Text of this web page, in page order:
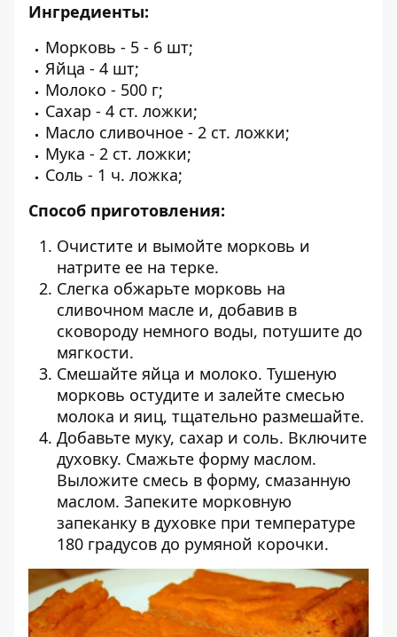
Ингредиенты:
Морковь - 5 - 6 шт;
Яйца - 4 шт;
Молоко - 500 г;
Сахар - 4 ст. ложки;
Масло сливочное - 2 ст. ложки;
Мука - 2 ст. ложки;
Соль - 1 ч. ложка;
Способ приготовления:
Очистите и вымойте морковь и
натрите ее на терке.
Слегка обжарьте морковь на
сливочном масле и, добавив в
сковороду немного воды, потушите до
мягкости.
Смешайте яйца и молоко. Тушеную
морковь остудите и залейте смесью
молока и яиц, тщательно размешайте.
Добавьте муку, сахар и соль. Включите
духовку. Смажьте форму маслом.
Выложите смесь в форму, смазанную
маслом. Запеките морковную
запеканку в духовке при температуре
180 градусов до румяной корочки.